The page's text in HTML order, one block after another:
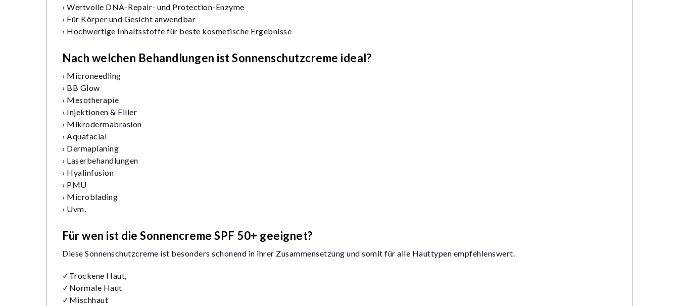
› Wertvolle DNA-Repair- und Protection-Enzyme
› Für Körper und Gesicht anwendbar
› Hochwertige Inhaltsstoffe für beste kosmetische Ergebnisse
Nach welchen Behandlungen ist Sonnenschutzcreme ideal?
› Microneedling
› BB Glow
› Mesotherapie
› Injektionen & Filler
› Mikrodermabrasion
› Aquafacial
› Dermaplaning
› Laserbehandlungen
› Hyalinfusion
› PMU
› Microblading
› Uvm.
Für wen ist die Sonnencreme SPF 50+ geeignet?
Diese Sonnenschutzcreme ist besonders schonend in ihrer Zusammensetzung und somit für alle Hauttypen empfehlenswert.
✓Trockene Haut,
✓Normale Haut
✓Mischhaut